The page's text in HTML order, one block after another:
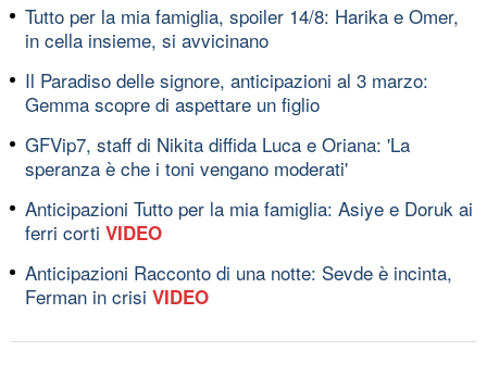
Tutto per la mia famiglia, spoiler 14/8: Harika e Omer,
in cella insieme, si avvicinano
Il Paradiso delle signore, anticipazioni al 3 marzo:
Gemma scopre di aspettare un figlio
GFVip7, staff di Nikita diffida Luca e Oriana: 'La
speranza è che i toni vengano moderati'
Anticipazioni Tutto per la mia famiglia: Asiye e Doruk ai
ferri corti VIDEO
Anticipazioni Racconto di una notte: Sevde è incinta,
Ferman in crisi VIDEO